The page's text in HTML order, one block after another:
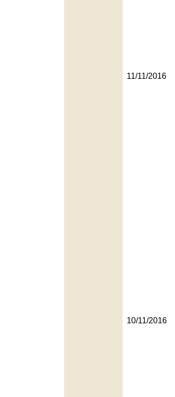
11/11/2016
10/11/2016